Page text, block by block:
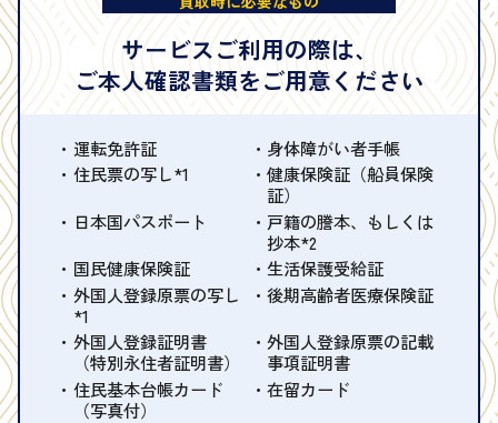
サービスご利用の際は、
ご本人確認書類をご用意ください
運転免許証
身体障がい者手帳
住民票の写し*1
健康保険証（船員保険
証）
日本国パスポート
戸籍の謄本、もしくは
抄本*2
国民健康保険証
生活保護受給証
外国人登録原票の写し
*1
後期高齢者医療保険証
外国人登録証明書
（特別永住者証明書）
外国人登録原票の記載
事項証明書
住民基本台帳カード
（写真付）
在留カード